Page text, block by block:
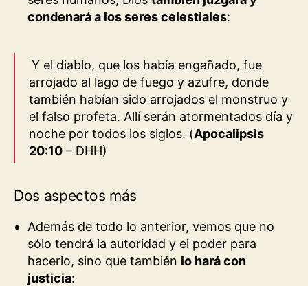
condenará a los seres celestiales:
Y el diablo, que los había engañado, fue
arrojado al lago de fuego y azufre, donde
también habían sido arrojados el monstruo y
el falso profeta. Allí serán atormentados día y
noche por todos los siglos. (Apocalipsis
20:10 – DHH)
Dos aspectos más
Además de todo lo anterior, vemos que no
sólo tendrá la autoridad y el poder para
hacerlo, sino que también lo hará con
justicia: